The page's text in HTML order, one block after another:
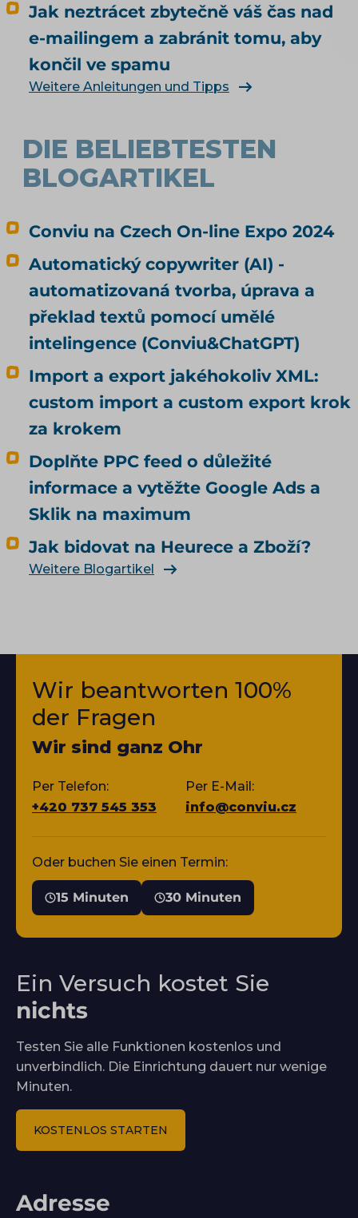
jiného, než měl? Jak vás má umělá inteligence
vůbec najít a doporučit, řeší téma SEO a UX pro
e-shop. Čím konkrétně naplnit produktová
data, rozebírá téma produktové feedy a
napojení e-shopu.
Jak neztrácet zbytečně váš čas nad
e-mailingem a zabránit tomu, aby
končil ve spamu
Weitere Anleitungen und Tipps
DIE BELIEBTESTEN
BLOGARTIKEL
Conviu na Czech On-line Expo 2024
Automatický copywriter (AI) -
automatizovaná tvorba, úprava a
překlad textů pomocí umělé
intelingence (Conviu&ChatGPT)
Import a export jakéhokoliv XML:
custom import a custom export krok
za krokem
Doplňte PPC feed o důležité
informace a vytěžte Google Ads a
Sklik na maximum
Jak bidovat na Heurece a Zboží?
Weitere Blogartikel
Wir beantworten 100%
der Fragen
Wir sind ganz Ohr
Per Telefon:
+420 737 545 353
Per E-Mail:
info@conviu.cz
Oder buchen Sie einen Termin:
15 Minuten 30 Minuten
Ein Versuch kostet Sie
nichts
Testen Sie alle Funktionen kostenlos und
unverbindlich. Die Einrichtung dauert nur wenige
Minuten.
KOSTENLOS STARTEN
Adresse